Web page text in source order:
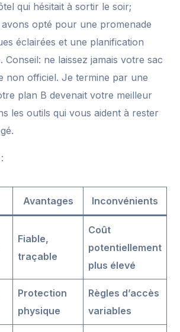
qui hésitait à sortir le soir;
opté pour une promenade
éclairées et une planification
Conseil: ne laissez jamais votre sac
non officiel. Je termine par une
plan B devenait votre meilleur
les outils qui vous aident à rester
:
Avantages Inconvénients
Fiable,
traçable
Coût
potentiellement
plus élevé
Protection
physique
Règles d’accès
variables